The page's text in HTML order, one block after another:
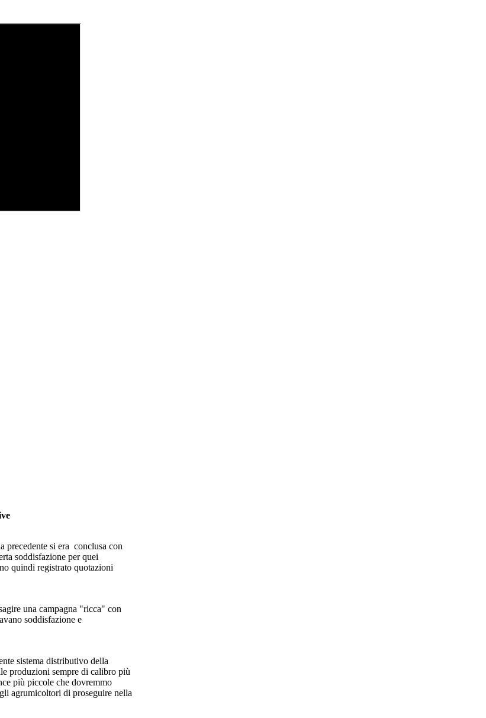
precedente si era conclusa con
soddisfazione per quei
quindi registrato quotazioni
una campagna "ricca" con
soddisfazione e
sistema distributivo della
produzioni sempre di calibro più
più piccole che dovremmo
agrumicoltori di proseguire nella